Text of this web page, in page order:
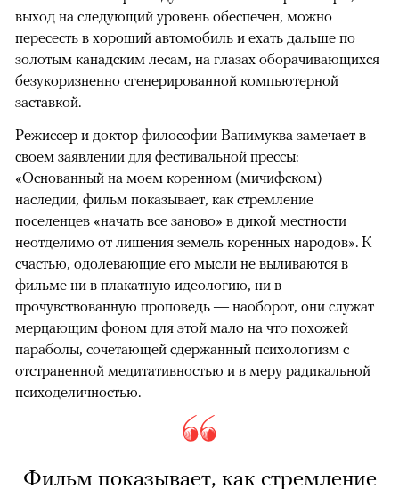
выход на следующий уровень обеспечен, можно
пересесть в хороший автомобиль и ехать дальше по
золотым канадским лесам, на глазах оборачивающихся
безукоризненно сгенерированной компьютерной
заставкой.
Режиссер и доктор философии Вапимуква замечает в
своем заявлении для фестивальной прессы:
«Основанный на моем коренном (мичифском)
наследии, фильм показывает, как стремление
поселенцев «начать все заново» в дикой местности
неотделимо от лишения земель коренных народов». К
счастью, одолевающие его мысли не выливаются в
фильме ни в плакатную идеологию, ни в
прочувствованную проповедь — наоборот, они служат
мерцающим фоном для этой мало на что похожей
параболы, сочетающей сдержанный психологизм с
отстраненной медитативностью и в меру радикальной
психоделичностью.
Фильм показывает, как стремление